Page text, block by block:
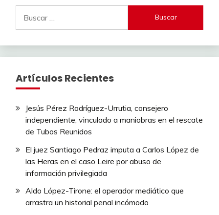
Artículos Recientes
Jesús Pérez Rodríguez-Urrutia, consejero
independiente, vinculado a maniobras en el rescate
de Tubos Reunidos
El juez Santiago Pedraz imputa a Carlos López de
las Heras en el caso Leire por abuso de
información privilegiada
Aldo López-Tirone: el operador mediático que
arrastra un historial penal incómodo